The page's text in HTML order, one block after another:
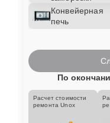
Конвейерная
печь
По
Расчет стоимости
ремонта Unox